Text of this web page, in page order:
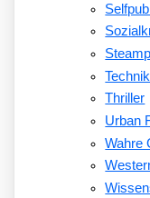
Technik
Thriller
Urban
Wahre